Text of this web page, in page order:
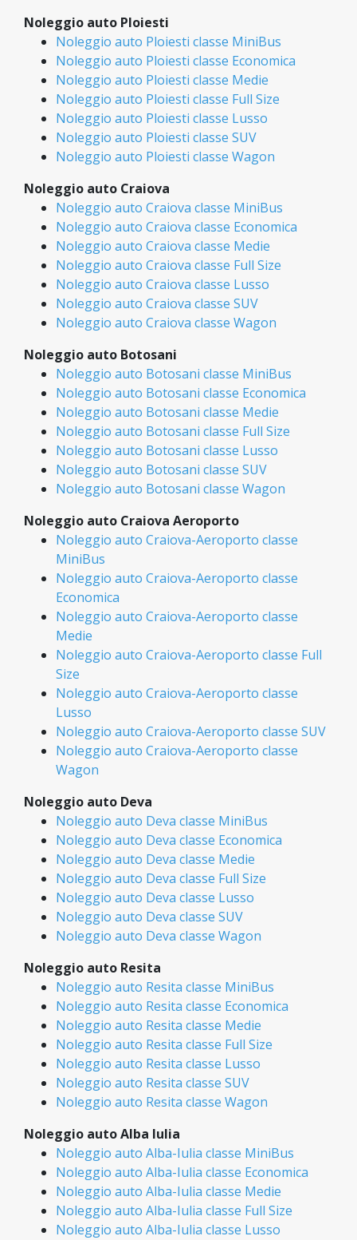
Noleggio auto Ploiesti
Noleggio auto Ploiesti classe MiniBus
Noleggio auto Ploiesti classe Economica
Noleggio auto Ploiesti classe Medie
Noleggio auto Ploiesti classe Full Size
Noleggio auto Ploiesti classe Lusso
Noleggio auto Ploiesti classe SUV
Noleggio auto Ploiesti classe Wagon
Noleggio auto Craiova
Noleggio auto Craiova classe MiniBus
Noleggio auto Craiova classe Economica
Noleggio auto Craiova classe Medie
Noleggio auto Craiova classe Full Size
Noleggio auto Craiova classe Lusso
Noleggio auto Craiova classe SUV
Noleggio auto Craiova classe Wagon
Noleggio auto Botosani
Noleggio auto Botosani classe MiniBus
Noleggio auto Botosani classe Economica
Noleggio auto Botosani classe Medie
Noleggio auto Botosani classe Full Size
Noleggio auto Botosani classe Lusso
Noleggio auto Botosani classe SUV
Noleggio auto Botosani classe Wagon
Noleggio auto Craiova Aeroporto
Noleggio auto Craiova-Aeroporto classe
MiniBus
Noleggio auto Craiova-Aeroporto classe
Economica
Noleggio auto Craiova-Aeroporto classe
Medie
Noleggio auto Craiova-Aeroporto classe Full
Size
Noleggio auto Craiova-Aeroporto classe
Lusso
Noleggio auto Craiova-Aeroporto classe SUV
Noleggio auto Craiova-Aeroporto classe
Wagon
Noleggio auto Deva
Noleggio auto Deva classe MiniBus
Noleggio auto Deva classe Economica
Noleggio auto Deva classe Medie
Noleggio auto Deva classe Full Size
Noleggio auto Deva classe Lusso
Noleggio auto Deva classe SUV
Noleggio auto Deva classe Wagon
Noleggio auto Resita
Noleggio auto Resita classe MiniBus
Noleggio auto Resita classe Economica
Noleggio auto Resita classe Medie
Noleggio auto Resita classe Full Size
Noleggio auto Resita classe Lusso
Noleggio auto Resita classe SUV
Noleggio auto Resita classe Wagon
Noleggio auto Alba Iulia
Noleggio auto Alba-Iulia classe MiniBus
Noleggio auto Alba-Iulia classe Economica
Noleggio auto Alba-Iulia classe Medie
Noleggio auto Alba-Iulia classe Full Size
Noleggio auto Alba-Iulia classe Lusso